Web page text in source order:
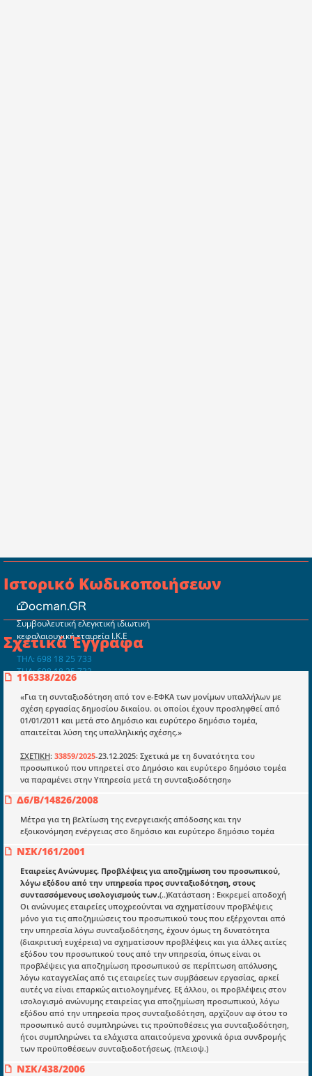
Ιστορικό Κωδικοποιήσεων
Σχετικά Έγγραφα
116338/2026
«Για τη συνταξιοδότηση από τον e-ΕΦΚΑ των μονίμων υπαλλήλων με
σχέση εργασίας δημοσίου δικαίου. οι οποίοι έχουν προσληφθεί από
01/01/2011 και μετά στο Δημόσιο και ευρύτερο δημόσιο τομέα,
απαιτείται λύση της υπαλληλικής σχέσης.»
ΣΧΕΤΙΚΗ: 33859/2025-23.12.2025: Σχετικά με τη δυνατότητα του
προσωπικού που υπηρετεί στο Δημόσιο και ευρύτερο δημόσιο τομέα
να παραμένει στην Υπηρεσία μετά τη συνταξιοδότηση»
Δ6/Β/14826/2008
Μέτρα για τη βελτίωση της ενεργειακής απόδοσης και την
εξοικονόμηση ενέργειας στο δημόσιο και ευρύτερο δημόσιο τομέα
ΝΣΚ/161/2001
Εταιρείες Ανώνυμες. Προβλέψεις για αποζημίωση του προσωπικού,
λόγω εξόδου από την υπηρεσία προς συνταξιοδότηση, στους
συντασσόμενους ισολογισμούς των.(..)Κατάσταση : Εκκρεμεί αποδοχή
Οι ανώνυμες εταιρείες υποχρεούνται να σχηματίσουν προβλέψεις
μόνο για τις αποζημιώσεις του προσωπικού τους που εξέρχονται από
την υπηρεσία λόγω συνταξιοδότησης, έχουν όμως τη δυνατότητα
(διακριτική ευχέρεια) να σχηματίσουν προβλέψεις και για άλλες αιτίες
εξόδου του προσωπικού τους από την υπηρεσία, όπως είναι οι
προβλέψεις για αποζημίωση προσωπικού σε περίπτωση απόλυσης,
λόγω καταγγελίας από τις εταιρείες των συμβάσεων εργασίας, αρκεί
αυτές να είναι επαρκώς αιτιολογημένες. Εξ άλλου, οι προβλέψεις στον
ισολογισμό ανώνυμης εταιρείας για αποζημίωση προσωπικού, λόγω
εξόδου από την υπηρεσία προς συνταξιοδότηση, αρχίζουν αφ ότου το
προσωπικό αυτό συμπληρώνει τις προϋποθέσεις για συνταξιοδότηση,
ήτοι συμπληρώνει τα ελάχιστα απαιτούμενα χρονικά όρια συνδρομής
των προϋποθέσεων συνταξιοδοτήσεως. (πλειοψ.)
ΝΣΚ/438/2006
Συμβουλευτική ελεγκτική ιδιωτική
κεφαλαιουχική εταιρεία Ι.Κ.Ε
ΤΗΛ: 698 18 25 733
ΤΗΛ: 698 18 25 732
mydocmangr@gmail.com
Docman.gr
Ποιοί είμαστε;
Μια πολυετής εθελοντική προσπάθεια που
μετατράπηκε σε επιχειρηματική οντότητα και φιλοδοξεί να συμβάλλει
στην διάδοση της γνώσης.
Επικαιρότητα
E-book
Οδηγοί εκκαθάρισης
Νόμοι και προεδρικά διατάγματα
Υπουργικές αποφάσεις
Νομολογία και Γνωμοδοτήσεις ΝΣΚ
Πληροφορίες
Είσοδος